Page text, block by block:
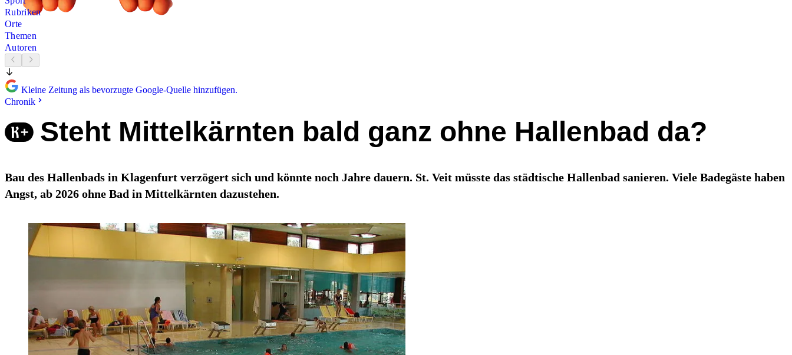
Rubriken
Orte
Themen
Autoren
Kleine Zeitung als bevorzugte Google-Quelle hinzufügen.
Chronik
Steht Mittelkärnten bald ganz ohne Hallenbad da?
Bau des Hallenbads in Klagenfurt verzögert sich und könnte noch Jahre dauern. St. Veit müsste das städtische Hallenbad sanieren. Viele Badegäste haben
Angst, ab 2026 ohne Bad in Mittelkärnten dazustehen.